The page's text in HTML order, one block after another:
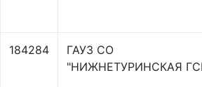
184284
ГАУЗ СО
"НИЖНЕТУРИНСКАЯ